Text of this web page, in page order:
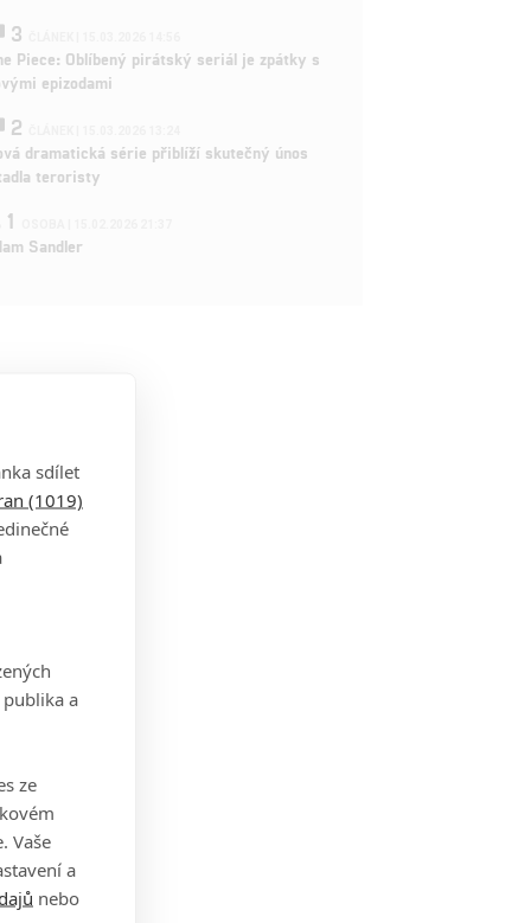
3
Piece: Oblíbený pirátský seriál je zpátky s
epizodami
2
dramatická série přiblíží skutečný únos
teroristy
1
Sandler
sdílet
(1019)
a
ze
Vaše
a
nebo